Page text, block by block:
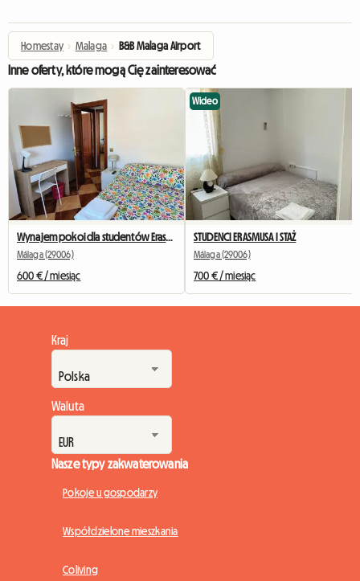
Homestay › Malaga › B&B Malaga Airport
Inne oferty, które mogą Cię zainteresować
Wynajem pokoi dla studentów Erasmusa
Málaga (29006)
600 € / miesiąc
Wideo
STUDENCI ERASMUSA I STAŻ
Málaga (29006)
700 € / miesiąc
Kraj
Waluta
Nasze typy zakwaterowania
Pokoje u gospodarzy
Współdzielone mieszkania
Coliving